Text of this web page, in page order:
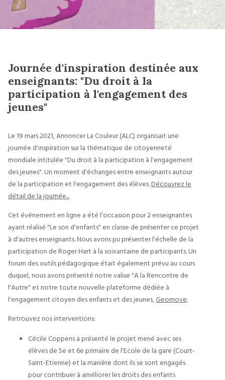
Journée d'inspiration destinée aux
enseignants: "Du droit à la
participation à l'engagement des
jeunes"
Le 19 mars 2021, Annoncer La Couleur (ALC) organisait une
journée d'inspiration sur la thématique de citoyenneté
mondiale intitulée "Du droit à la participation à l'engagement
des jeunes". Un moment d'échanges entre enseignants autour
de la participation et l'engagement des élèves.Découvrez le
détail de la journée...
Cet événement en ligne a été l'occasion pour 2 enseignantes
ayant réalisé "Le son d'enfants" en classe de présenter ce projet
à d'autres enseignants. Nous avons pu présenter l'échelle de la
participation de Roger Hart à la soixantaine de participants. Un
forum des outils pédagogique était également prévu au cours
duquel, nous avons présenté notre valise "A la Rencontre de
l'Autre" et notre toute nouvelle plateforme dédiée à
l'engagement citoyen des enfants et des jeunes,Geomove.
Retrouvez nos interventions:
Cécile Coppens a présenté le projet mené avec ses
élèves de 5e et 6e primaire de l'Ecole de la gare (Court-
Saint-Etienne) et la manière dont ils se sont engagés
pour contribuer à améliorer les droits des enfants